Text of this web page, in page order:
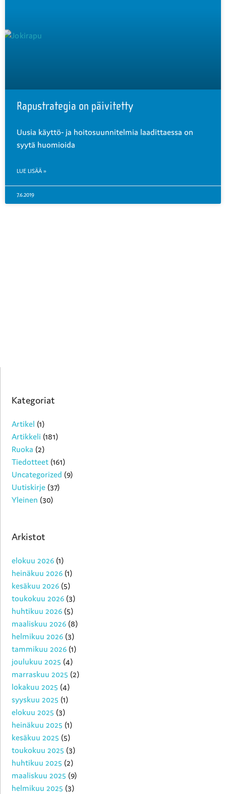
Rapustrategia on päivitetty
Uusia käyttö- ja hoitosuunnitelmia laadittaessa on
syytä huomioida
LUE LISÄÄ »
7.6.2019
Kategoriat
Artikel (1)
Artikkeli (181)
Ruoka (2)
Tiedotteet (161)
Uncategorized (9)
Uutiskirje (37)
Yleinen (30)
Arkistot
elokuu 2026 (1)
heinäkuu 2026 (1)
kesäkuu 2026 (5)
toukokuu 2026 (3)
huhtikuu 2026 (5)
maaliskuu 2026 (8)
helmikuu 2026 (3)
tammikuu 2026 (1)
joulukuu 2025 (4)
marraskuu 2025 (2)
lokakuu 2025 (4)
syyskuu 2025 (1)
elokuu 2025 (3)
heinäkuu 2025 (1)
kesäkuu 2025 (5)
toukokuu 2025 (3)
huhtikuu 2025 (2)
maaliskuu 2025 (9)
helmikuu 2025 (3)